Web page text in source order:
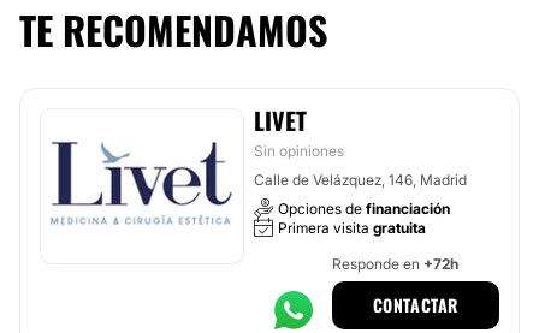
TE RECOMENDAMOS
LIVET
Sin opiniones
Calle de Velázquez, 146, Madrid
Opciones de financiación
Primera visita gratuita
Responde en +72h
CONTACTAR